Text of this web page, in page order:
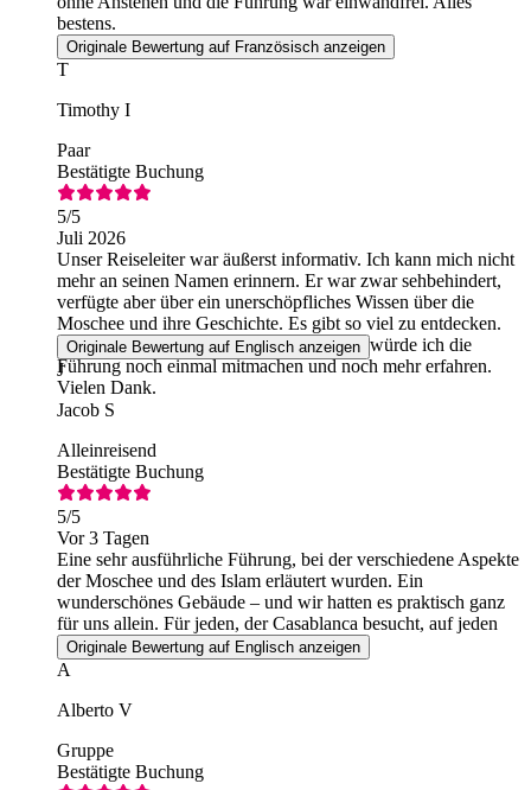
bestens.
Originale Bewertung auf Französisch anzeigen
T
Timothy I
Paar
Bestätigte Buchung
5/5
Juli 2026
Unser Reiseleiter war äußerst informativ. Ich kann mich nicht
mehr an seinen Namen erinnern. Er war zwar sehbehindert,
verfügte aber über ein unerschöpfliches Wissen über die
Moschee und ihre Geschichte. Es gibt so viel zu entdecken.
Sollte ich jemals wiederkommen können, würde ich die
Führung noch einmal mitmachen und noch mehr erfahren.
Vielen Dank.
Originale Bewertung auf Englisch anzeigen
J
Jacob S
Alleinreisend
Bestätigte Buchung
5/5
Vor 3 Tagen
Eine sehr ausführliche Führung, bei der verschiedene Aspekte
der Moschee und des Islam erläutert wurden. Ein
wunderschönes Gebäude – und wir hatten es praktisch ganz
für uns allein. Für jeden, der Casablanca besucht, auf jeden
Fall zu empfehlen!
Originale Bewertung auf Englisch anzeigen
A
Alberto V
Gruppe
Bestätigte Buchung